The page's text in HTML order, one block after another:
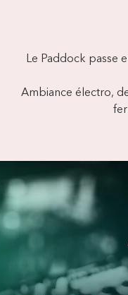
Le Paddock passe
Ambiance électro,